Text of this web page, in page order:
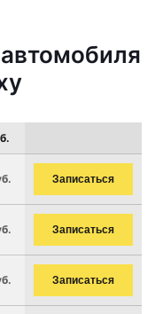
Записаться
Записаться
Записаться